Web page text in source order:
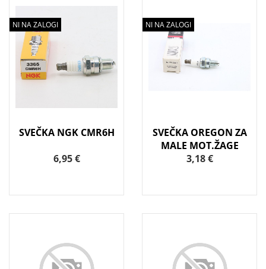
NI NA ZALOGI
SVEČKA NGK CMR6H
6,95 €
NI NA ZALOGI
SVEČKA OREGON ZA
MALE MOT.ŽAGE
3,18 €